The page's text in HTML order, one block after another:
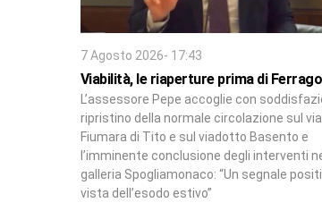
7 Agosto 2026- 17:43
Viabilità, le riaperture prima di
L’assessore Pepe accoglie con
ripristino della normale circolazione sul
Fiumara di Tito e sul viadotto Basento e
l’imminente conclusione degli interventi
galleria Spogliamonaco: “Un segnale
vista dell’esodo estivo”